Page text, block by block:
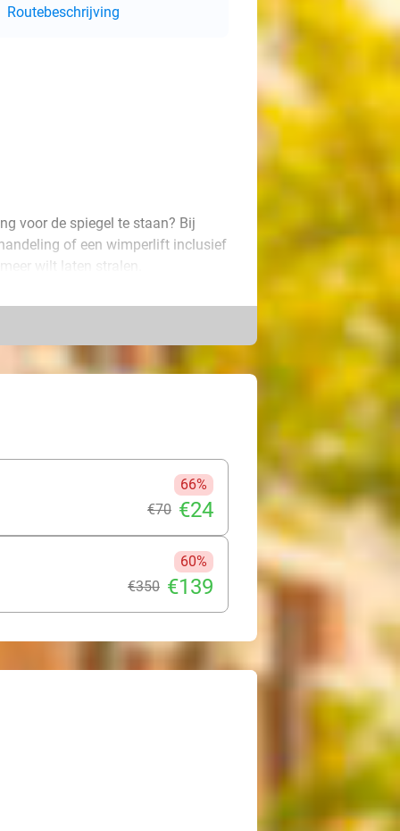
Routebeschrijving
voor de spiegel te staan? Bij
of een wimperlift inclusief
wilt laten stralen.
wenkbrauwen met een natuurlijk
krul en extra donkere tint,
66%
€70 €24
60%
€350 €139